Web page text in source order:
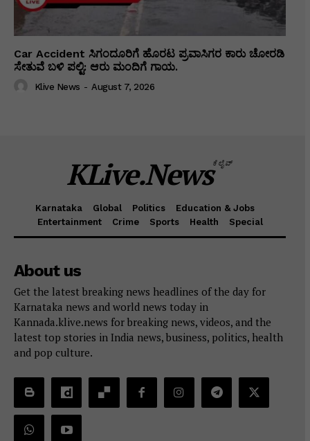
Car Accident ಸಿಗಂದೂರಿಗೆ ಹೊರಟ ಪ್ರವಾಸಿಗರ ಕಾರು ಚೋರಡಿ
ಸೇತುವೆ ಬಳಿ ಪಲ್ಟಿ: ಆರು ಮಂದಿಗೆ ಗಾಯ.
Klive News - August 7, 2026
KLive.Newsಕೆಲೈವ್
Karnataka Global Politics
Education & Jobs
Entertainment
Crime Sports Health Special
About us
Get the latest breaking news headlines of the day for
Karnataka news and world news today in
Kannada.klive.news for breaking news, videos, and the
latest top stories in India news, business, politics, health
and pop culture.